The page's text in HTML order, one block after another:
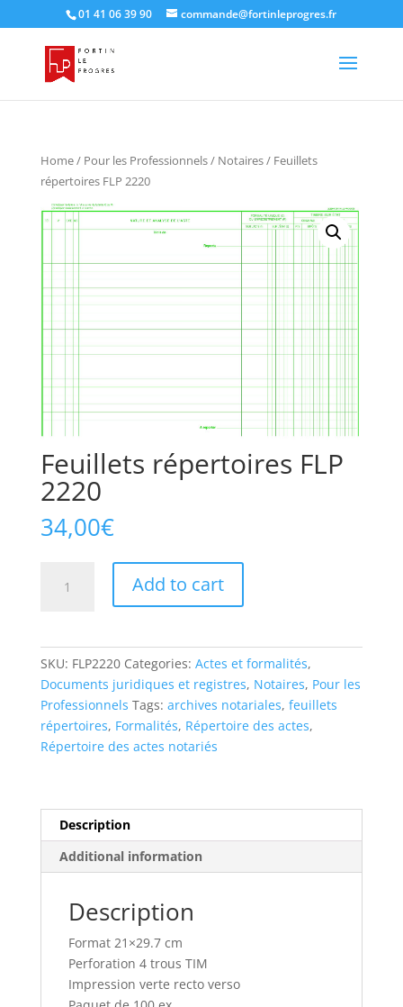
01 41 06 39 90 commande@fortinleprogres.fr
Home/ Pour les Professionnels/ Notaires/ Feuillets
répertoires FLP 2220
Feuillets répertoires FLP
2220
34,00€
répertoires
Add to cart
SKU: FLP2220 Categories: Actes et formalités,
Documents juridiques et registres, Notaires, Pour les
Professionnels Tags: archives notariales, feuillets
répertoires, Formalités, Répertoire des actes,
Répertoire des actes notariés
Description
Additional information
Description
Format 21×29.7 cm
Perforation 4 trous TIM
Impression verte recto verso